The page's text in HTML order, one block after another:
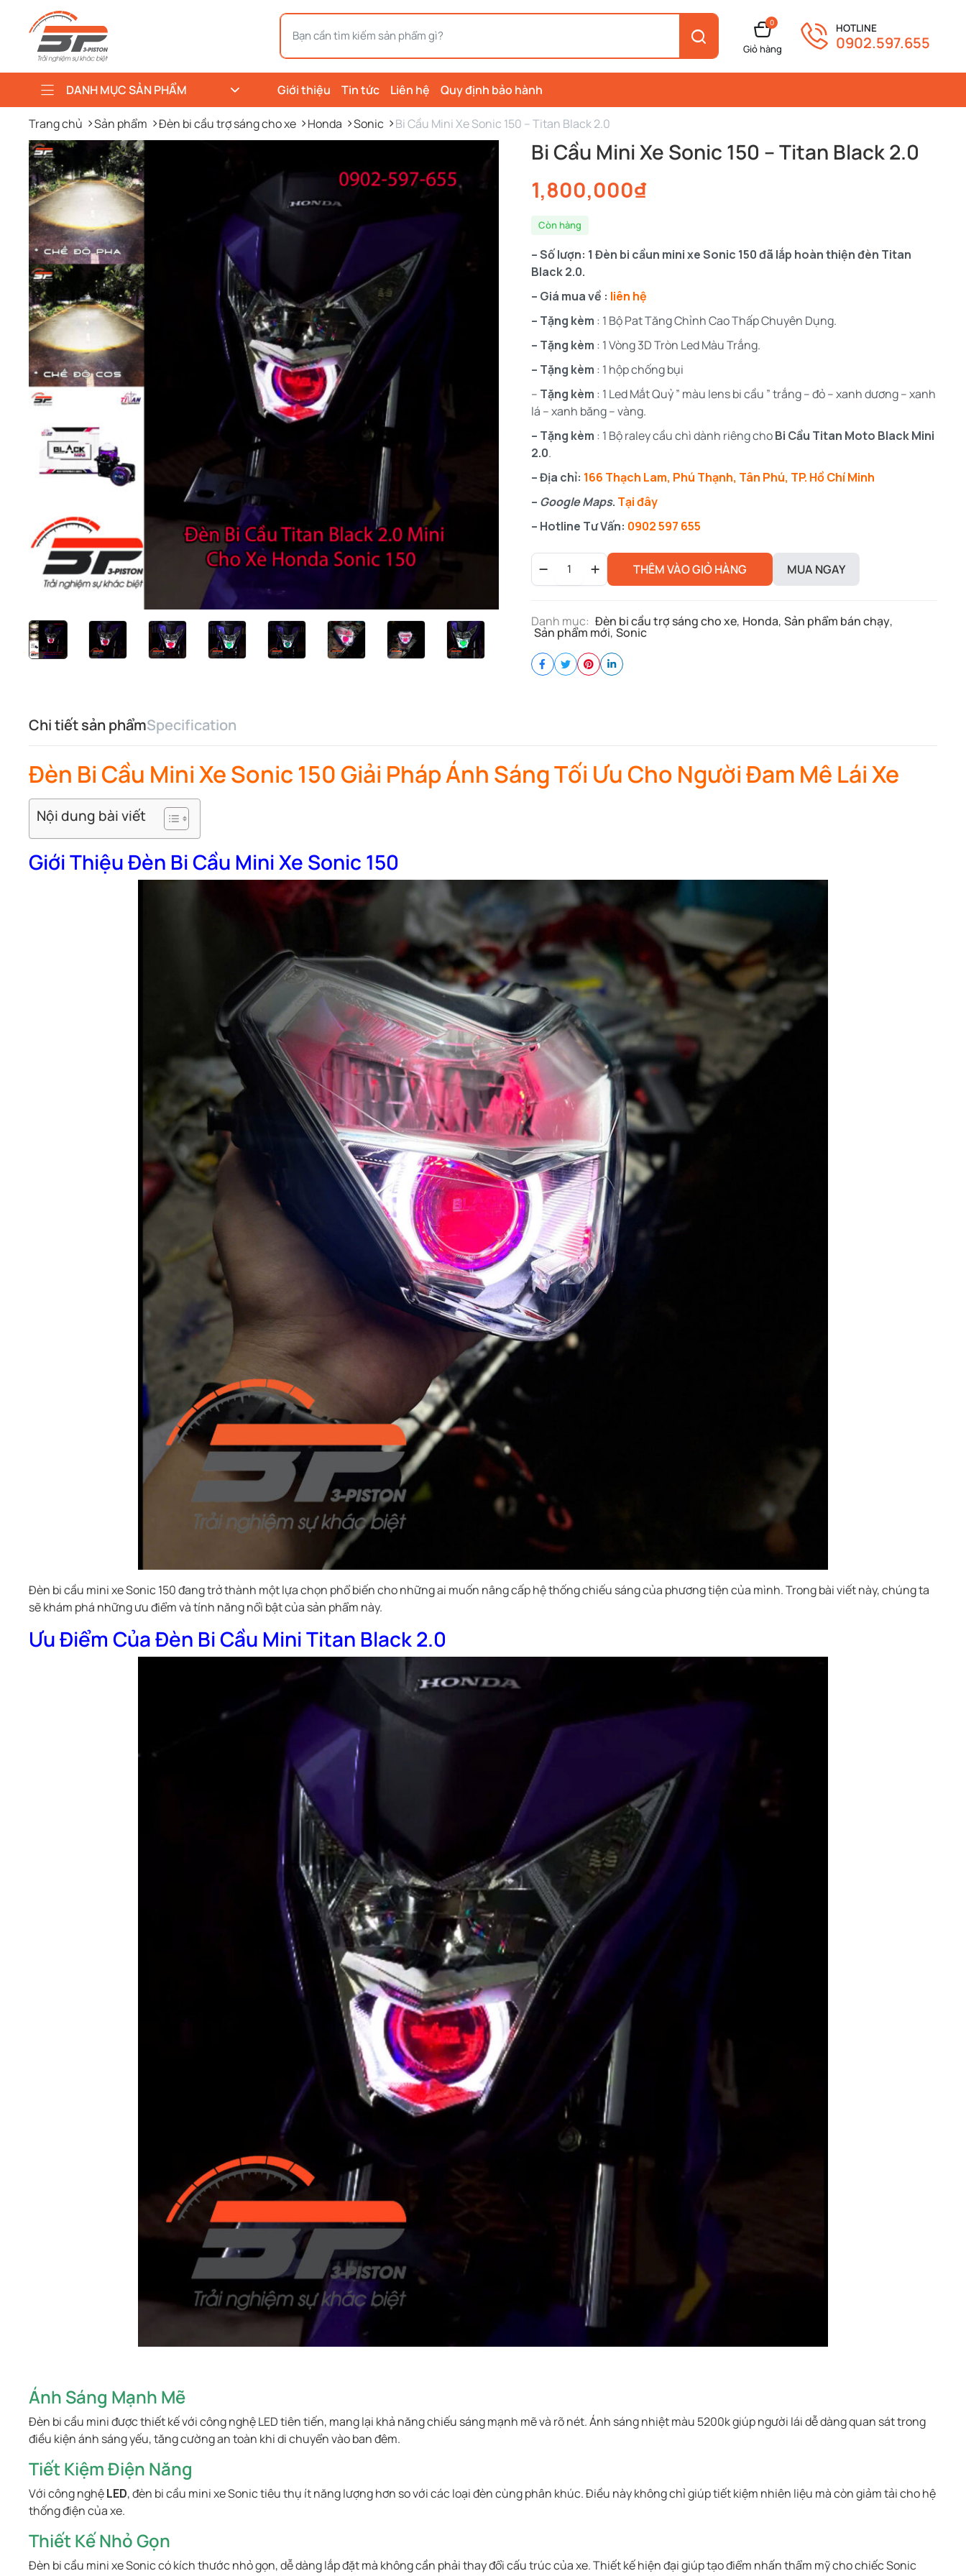
0
Giỏ hàng
HOTLINE
0902.597.655
DANH MỤC SẢN PHẨM Giới thiệu Tin tức Liên hệ Quy định bảo hành
Trang chủ Sản phẩm Đèn bi cầu trợ sáng cho xe Honda Sonic Bi Cầu Mini Xe Sonic 150 – Titan Black 2.0
Bi Cầu Mini Xe Sonic 150 – Titan Black 2.0
1,800,000₫
Còn hàng
– Số lượn: 1 Đèn bi cầun mini xe Sonic 150 đã lắp hoàn thiện đèn Titan
Black 2.0.
– Giá mua về : liên hệ
– Tặng kèm : 1 Bộ Pat Tăng Chỉnh Cao Thấp Chuyên Dụng.
– Tặng kèm : 1 Vòng 3D Tròn Led Màu Trắng.
– Tặng kèm : 1 hộp chống bụi
– Tặng kèm : 1 Led Mắt Quỷ ” màu lens bi cầu ” trắng – đỏ – xanh dương – xanh
lá – xanh băng – vàng.
– Tặng kèm : 1 Bộ raley cầu chì dành riêng choBi Cầu Titan Moto Black Mini
2.0.
– Địa chỉ: 166 Thạch Lam, Phú Thạnh, Tân Phú, TP. Hồ Chí Minh
– Google Maps. Tại đây
– Hotline Tư Vấn: 0902 597 655
Cầu
Mini
150
-
Titan
Black
THÊM VÀO GIỎ HÀNG MUA NGAY
Danh mục: Đèn bi cầu trợ sáng cho xe, Honda, Sản phẩm bán chạy,
Sản phẩm mới, Sonic
Chi tiết sản phẩmSpecification
Đèn Bi Cầu Mini Xe Sonic 150 Giải Pháp Ánh Sáng Tối Ưu Cho Người Đam Mê Lái Xe
Nội dung bài viết
Giới Thiệu Đèn Bi Cầu Mini Xe Sonic 150
Đèn bi cầu mini xe Sonic 150 đang trở thành một lựa chọn phổ biến cho những ai muốn nâng cấp hệ thống chiếu sáng của phương tiện của mình. Trong bài viết này, chúng ta
sẽ khám phá những ưu điểm và tính năng nổi bật của sản phẩm này.
Ưu Điểm Của Đèn Bi Cầu Mini Titan Black 2.0
Ánh Sáng Mạnh Mẽ
Đèn bi cầu mini được thiết kế với công nghệ LED tiên tiến, mang lại khả năng chiếu sáng mạnh mẽ và rõ nét. Ánh sáng nhiệt màu 5200k giúp người lái dễ dàng quan sát trong
điều kiện ánh sáng yếu, tăng cường an toàn khi di chuyển vào ban đêm.
Tiết Kiệm Điện Năng
Với công nghệLED, đèn bi cầu mini xe Sonic tiêu thụ ít năng lượng hơn so với các loại đèn cùng phân khúc. Điều này không chỉ giúp tiết kiệm nhiên liệu mà còn giảm tải cho hệ
thống điện của xe.
Thiết Kế Nhỏ Gọn
Đèn bi cầu mini xe Sonic có kích thước nhỏ gọn, dễ dàng lắp đặt mà không cần phải thay đổi cấu trúc của xe. Thiết kế hiện đại giúp tạo điểm nhấn thẩm mỹ cho chiếc Sonic